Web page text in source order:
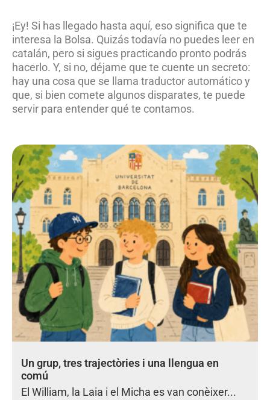
¡Ey! Si has llegado hasta aquí, eso significa que te
interesa la Bolsa. Quizás todavía no puedes leer en
catalán, pero si sigues practicando pronto podrás
hacerlo. Y, si no, déjame que te cuente un secreto:
hay una cosa que se llama traductor automático y
que, si bien comete algunos disparates, te puede
servir para entender qué te contamos.
Un grup, tres trajectòries i una llengua en
comú
El William, la Laia i el Micha es van conèixer...